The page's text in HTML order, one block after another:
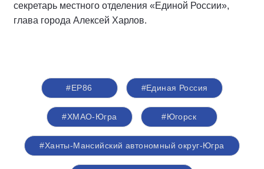
секретарь местного отделения «Единой России»,
глава города Алексей Харлов.
#ЕР86 #Единая Россия
#ХМАО-Югра #Югорск
#Ханты-Мансийский автономный округ-Югра